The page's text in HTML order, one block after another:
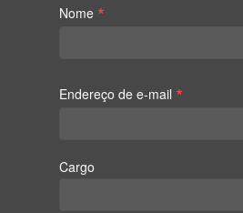
Nome *
Endereço de e-mail *
Cargo